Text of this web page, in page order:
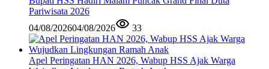
Pariwisata 2026
04/08/202604/08/2026 33
Apel Peringatan HAN 2026, Wabup HSS Ajak Warga